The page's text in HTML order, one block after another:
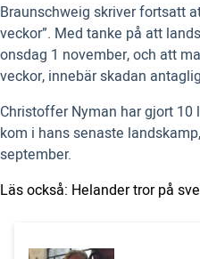
Braunschweig skriver fortsatt
veckor”. Med tanke på att
onsdag 1 november, och att
veckor, innebär skadan
Christoffer Nyman har gjort
kom i hans senaste
september.
Läs också: Helander tror på